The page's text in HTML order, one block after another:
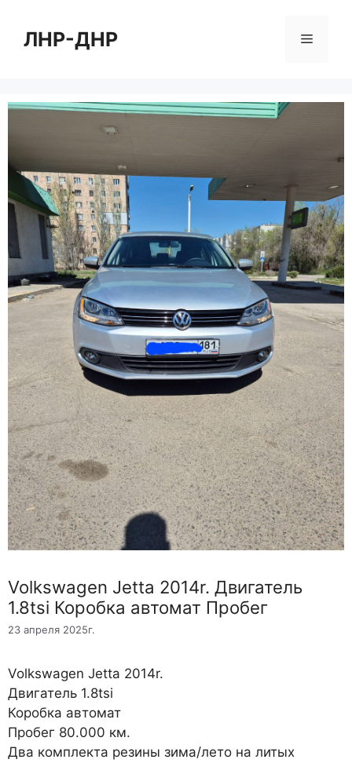
содержимому
ЛНР-ДНР Меню
Volkswagen Jetta 2014r. Двигатель
1.8tsi Коробка автомат Пробег
23 апреля 2025г.
Volkswagen Jetta 2014r.
Двигатель 1.8tsi
Коробка автомат
Пробег 80.000 км.
Два комплекта резины зима/лето на литых